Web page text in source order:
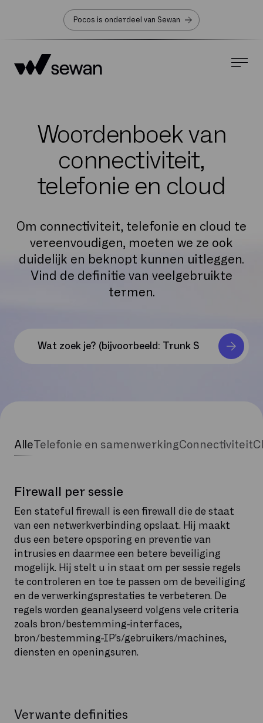
Pocos is onderdeel van Sewan
Woordenboek van
connectiviteit,
telefonie en cloud
Om connectiviteit, telefonie en cloud te
vereenvoudigen, moeten we ze ook
duidelijk en beknopt kunnen uitleggen.
Vind de definitie van veelgebruikte
termen.
AlleTelefonie en samenwerkingConnectiviteit
Firewall per sessie
Een stateful firewall is een firewall die de staat
van een netwerkverbinding opslaat. Hij maakt
dus een betere opsporing en preventie van
intrusies en daarmee een betere beveiliging
mogelijk. Hij stelt u in staat om per sessie regels
te controleren en toe te passen om de beveiliging
en de verwerkingsprestaties te verbeteren. De
regels worden geanalyseerd volgens vele criteria
zoals bron/bestemming-interfaces,
bron/bestemming-IP's/gebruikers/machines,
diensten en openingsuren.
Verwante definities